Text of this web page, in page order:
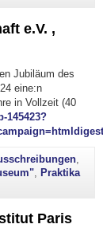
e.V. ,
Jubiläum des
eine:n
in Vollzeit (40
145423?
,
, Praktika
Paris